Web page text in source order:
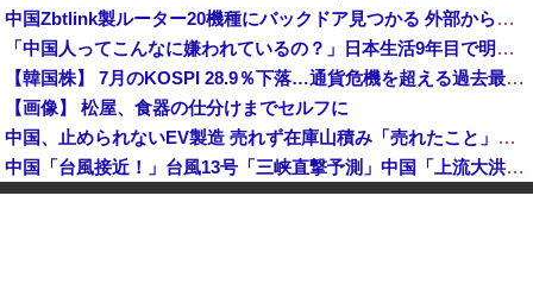
中国Zbtlink製ルーター20機種にバックドア見つかる 外部から完全制御のおそれ
「中国人ってこんなに嫌われているの？」日本生活9年目で明かす本心！
【韓国株】 7月のKOSPI 28.9％下落…通貨危機を超える過去最大の下げ幅
【画像】 松屋、食器の仕分けまでセルフに
中国、止められないEV製造 売れず在庫山積み「売れたこと」にして補助金を騙し取る事案を思いつきが横行
中国「台風接近！」台風13号「三峡直撃予測」中国「上流大洪水！（三峡上流」中国都市「8/5の映像（動画」三峡ダム「緊急放流（決壊危機」中国「下流大水害（震え声」→
韓国人インフルエンサー(49)、日本で次々と車に衝突 計7台巻き込み 八王子